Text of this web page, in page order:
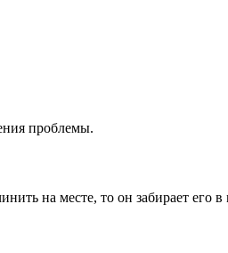
проблемы.
на месте, то он забирает его в